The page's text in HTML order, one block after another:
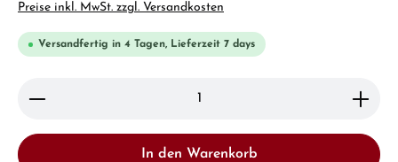
Preise inkl. MwSt. zzgl. Versandkosten
Versandfertig in 4 Tagen, Lieferzeit 7 days
Produkt Anzahl: Gib den gewünschten Wert ein
In den Warenkorb